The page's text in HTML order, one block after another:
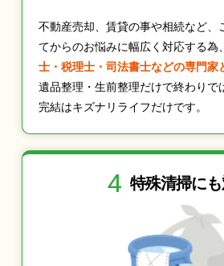
不動産売却、賃貸の事や相続など、
てからのお悩みに幅広く対応する為、
士・税理士・司法書士などの専門家
遺品整理・生前整理だけで終わりで
完結はキズナリライフだけです。
4 特殊清掃にも